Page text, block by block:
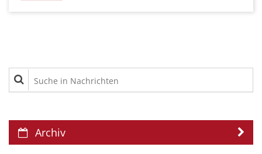
Suche in Nachrichten
Archiv